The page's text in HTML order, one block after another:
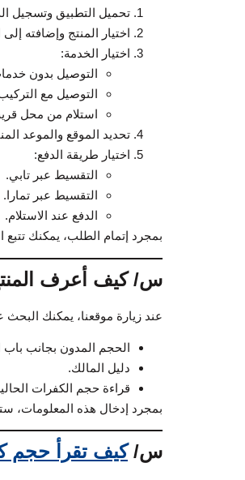
تحميل التطبيق وتسجيل
اختيار المنتج وإضافته
اختيار الخدمة:
التوصيل بدون
التوصيل مع
استلام من محل
تحديد الموقع والموعد
اختيار طريقة الدفع:
التقسيط عبر تابي.
التقسيط عبر تمارا.
الدفع عند الاستلام.
بمجرد إتمام الطلب، يمكنك
س/ كيف أعرف
عند زيارة موقعنا، يمكنك
الحجم المدون بجانب باب
دليل المالك.
قراءة حجم الكفرات
بمجرد إدخال هذه المعلومات،
س/كيف تقرأ حجم